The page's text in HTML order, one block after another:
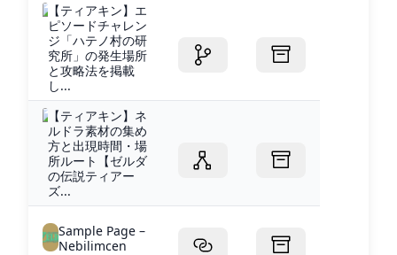
【ティアキン】エ
ピソードチャレン
ジ「ハテノ村の研
究所」の発生場所
と攻略法を掲載
し...
【ティアキン】ネ
ルドラ素材の集め
方と出現時間・場
所ルート【ゼルダ
の伝説ティアー
ズ...
Sample Page –
Nebilimcen